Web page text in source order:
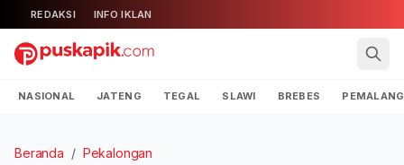
REDAKSI INFO IKLAN
NASIONAL JATENG TEGAL SLAWI BREBES PEMALANG
Beranda / Pekalongan